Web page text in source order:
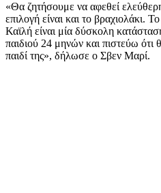
«Θα ζητήσουμε να αφεθεί
επιλογή είναι και το βραχιολάκι.
Καϊλή είναι μία δύσκολη
παιδιού 24 μηνών και πιστεύω ότι
παιδί της», δήλωσε ο Σβεν Μαρί.